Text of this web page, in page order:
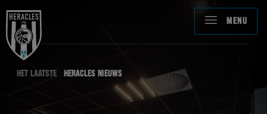
MENU
HET LAATSTE HERACLES NIEUWS